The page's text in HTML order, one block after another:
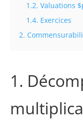
1.2. Valuations
1.4. Exercices
2.
1.